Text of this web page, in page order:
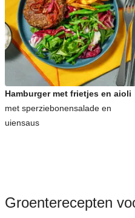
Snelle
Koreaanse
Hamburger met frietjes en aioli
met sperziebonensalade en
uiensaus
Groenterecepten